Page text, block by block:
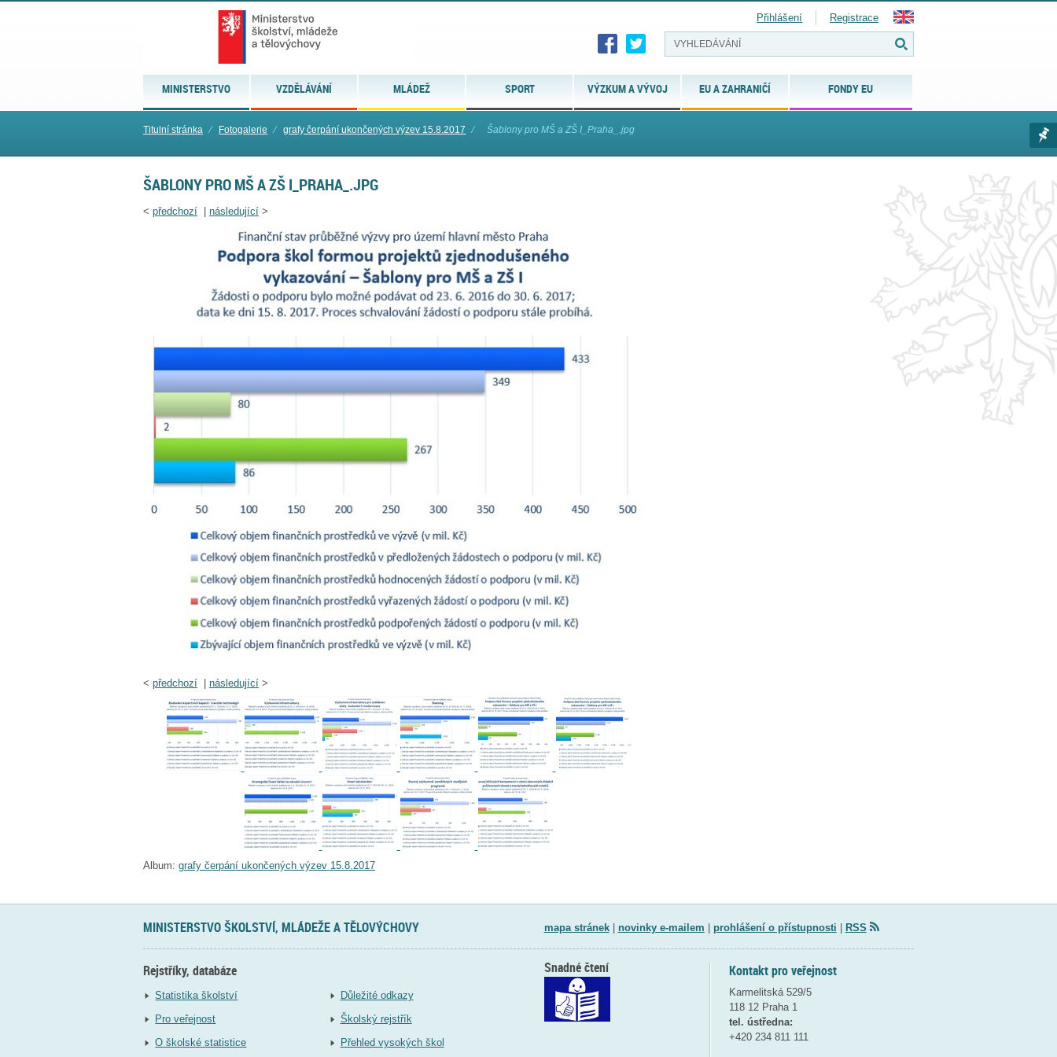
MINISTERSTVO VZDĚLÁVÁNÍ MLÁDEŽ SPORT VÝZKUM A VÝVOJ EU A ZAHRANIČÍ FONDY EU
Přihlášení Registrace
Titulní stránka ⁄ Fotogalerie ⁄ grafy čerpání ukončených výzev 15.8.2017 ⁄ Šablony pro MŠ a ZŠ I_Praha_.jpg
ŠABLONY PRO MŠ A ZŠ I_PRAHA_.JPG
< předchozí následující >
< předchozí následující >
Album: grafy čerpání ukončených výzev 15.8.2017
MINISTERSTVO ŠKOLSTVÍ, MLÁDEŽE A TĚLOVÝCHOVY mapa stránek| novinky e-mailem | prohlášení o přístupnosti | RSS
Rejstříky, databáze
Statistika školství
Pro veřejnost
O školské statistice
Důležité odkazy
Školský rejstřík
Přehled vysokých škol
Kontakt pro veřejnost
Karmelitská 529/5
118 12 Praha 1
tel. ústředna:
+420 234 811 111
Snadné čtení